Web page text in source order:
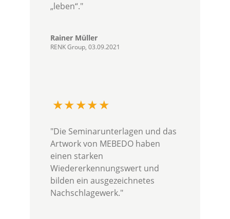
„leben“."
Rainer Müller
RENK Group, 03.09.2021
"Die Seminarunterlagen und das
Artwork von MEBEDO haben
einen starken
Wiedererkennungswert und
bilden ein ausgezeichnetes
Nachschlagewerk."